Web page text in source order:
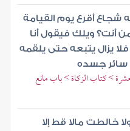
شجاع أقرع يوم القيامة
أنت؟ ويلك فيقول أنا
يزال يتبعه حتى يلقمه
سائر جسده
> كتاب الزكاة > باب مانع
خالطت مالا قط إلا